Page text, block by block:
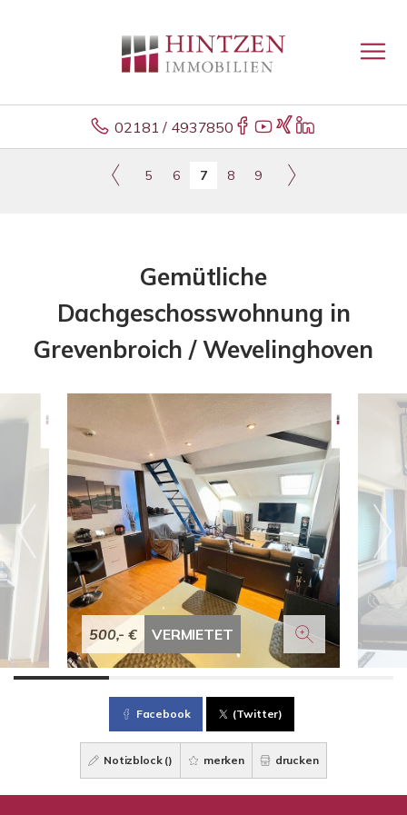
02181 / 4937850
5 6 7 8 9
Gemütliche
Dachgeschosswohnung in
Grevenbroich / Wevelinghoven
500,- € VERMIETET
Facebook (Twitter)
Notizblock () merken drucken